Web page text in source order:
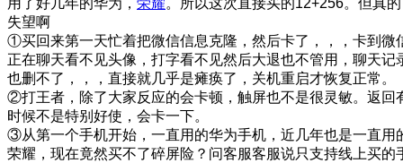
失望啊
①买回来第一天忙着把微信信息克隆，然后卡了，，，卡到微
正在聊天看不见头像，打字看不见然后大退也不管用，聊天记
也删不了，，，直接就几乎是瘫痪了，关机重启才恢复正常。
②打王者，除了大家反应的会卡顿，触屏也不是很灵敏。返回
时候不是特别好使，会卡一下。
③从第一个手机开始，一直用的华为手机，近几年也是一直用
荣耀，现在竟然买不了碎屏险？问客服客服说只支持线上买的